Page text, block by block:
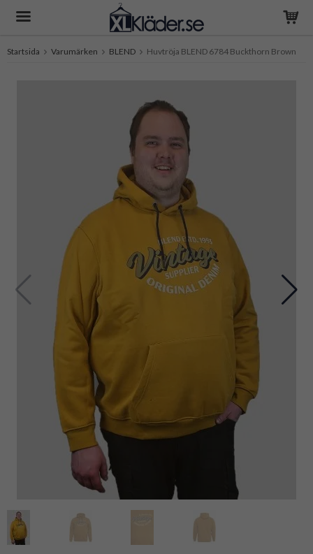
Startsida Varumärken BLEND Huvtröja BLEND 6784 Buckthorn Brown